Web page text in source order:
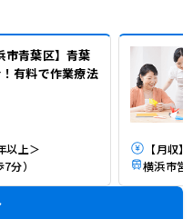
市青葉区】青葉
有料で作業療法
以上＞
分）